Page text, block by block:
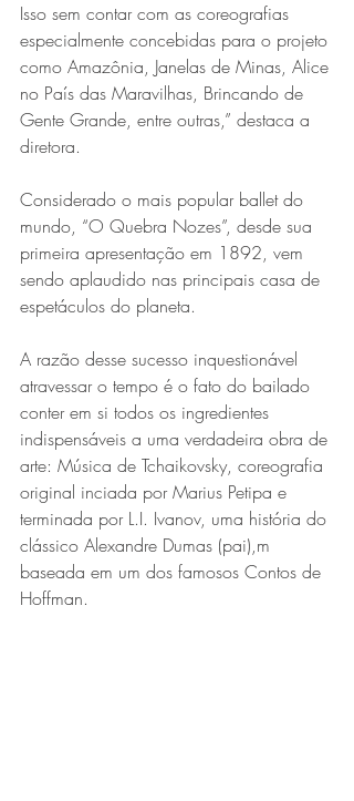
Isso sem contar com as coreografias
especialmente concebidas para o projeto
como Amazônia, Janelas de Minas, Alice
no País das Maravilhas, Brincando de
Gente Grande, entre outras,” destaca a
diretora.
Considerado o mais popular ballet do
mundo, “O Quebra Nozes”, desde sua
primeira apresentação em 1892, vem
sendo aplaudido nas principais casa de
espetáculos do planeta.
A razão desse sucesso inquestionável
atravessar o tempo é o fato do bailado
conter em si todos os ingredientes
indispensáveis a uma verdadeira obra de
arte: Música de Tchaikovsky, coreografia
original inciada por Marius Petipa e
terminada por L.I. Ivanov, uma história do
clássico Alexandre Dumas (pai),m
baseada em um dos famosos Contos de
Hoffman.